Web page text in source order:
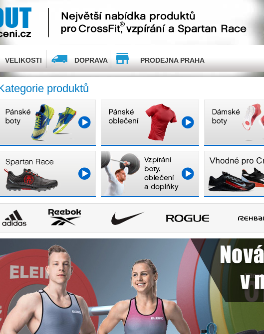
VELIKOSTI DOPRAVA PRODEJNA PRAHA
produktů